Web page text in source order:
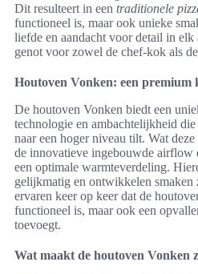
Dit resulteert in een traditionele
functioneel is, maar ook unieke
liefde en aandacht voor detail in elk
genot voor zowel de chef-kok als
Houtoven Vonken: een premium
De houtoven Vonken biedt een
technologie en ambachtelijkheid
naar een hoger niveau tilt. Wat
de innovatieve ingebouwde airflow
een optimale warmteverdeling.
gelijkmatig en ontwikkelen smaken
ervaren keer op keer dat de
functioneel is, maar ook een
toevoegt.
Wat maakt de houtoven Vonken